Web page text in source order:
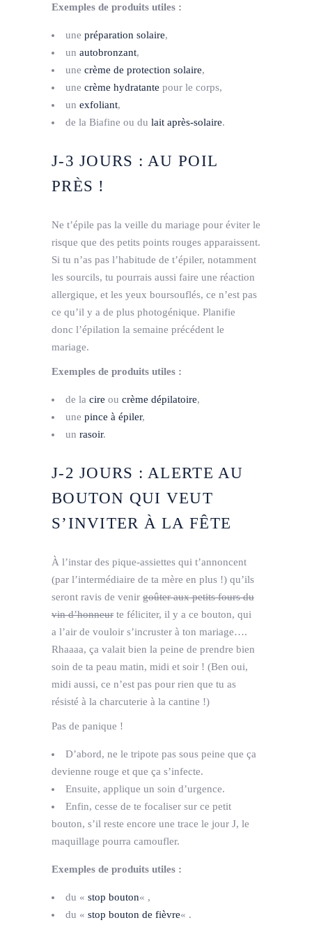
Exemples de produits utiles :
une préparation solaire,
un autobronzant,
une crème de protection solaire,
une crème hydratante pour le corps,
un exfoliant,
de la Biafine ou du lait après-­solaire.
J-­3 JOURS : AU POIL
PRÈS !
Ne t’épile pas la veille du mariage pour éviter le
risque que des petits points rouges apparaissent.
Si tu n’as pas l’habitude de t’épiler, notamment
les sourcils, tu pourrais aussi faire une réaction
allergique, et les yeux boursouflés, ce n’est pas
ce qu’il y a de plus photogénique. Planifie
donc l’épilation la semaine précédent le
mariage.
Exemples de produits utiles :
de la cire ou crème dépilatoire,
une pince à épiler,
un rasoir.
J­-2 JOURS : ALERTE AU
BOUTON QUI VEUT
S’INVITER À LA FÊTE
À l’instar des pique-­assiettes qui t’annoncent
(par l’intermédiaire de ta mère en plus !) qu’ils
seront ravis de venir goûter aux petits fours du
vin d’honneur te féliciter, il y a ce bouton, qui
a l’air de vouloir s’incruster à ton mariage….
Rhaaaa, ça valait bien la peine de prendre bien
soin de ta peau matin, midi et soir ! (Ben oui,
midi aussi, ce n’est pas pour rien que tu as
résisté à la charcuterie à la cantine !)
Pas de panique !
D’abord, ne le tripote pas sous peine que ça
devienne rouge et que ça s’infecte.
Ensuite, applique un soin d’urgence.
Enfin, cesse de te focaliser sur ce petit
bouton, s’il reste encore une trace le jour J, le
maquillage pourra camoufler.
Exemples de produits utiles :
du « stop bouton« ,
du « stop bouton de fièvre« .